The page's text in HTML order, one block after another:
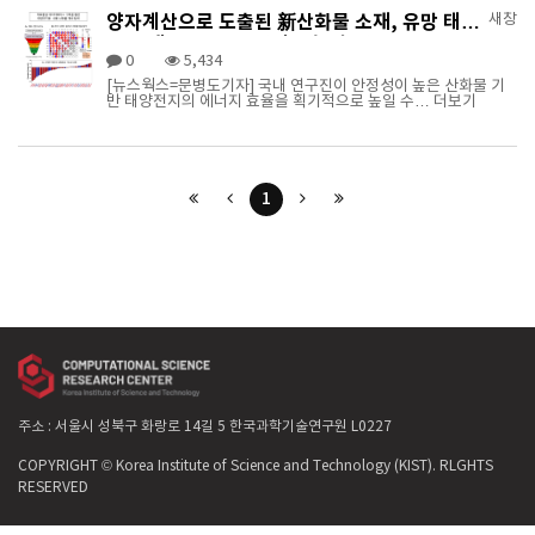
새창
양자계산으로 도출된 新산화물 소재, 유망 태양
0
5,434
[뉴스웍스=문병도기자] 국내 연구진이 안정성이 높은 산화물 기
반 태양전지의 에너지 효율을 획기적으로 높일 수… 더보기
1
주소 : 서울시 성북구 화랑로 14길 5 한국과학기술연구원 L0227
COPYRIGHT © Korea Institute of Science and Technology (KIST). RLGHTS
RESERVED